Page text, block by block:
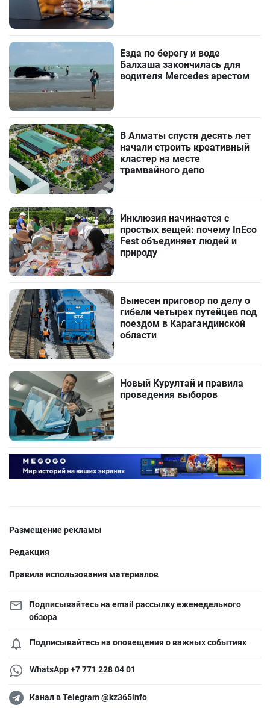
Езда по берегу и воде
Балхаша закончилась для
водителя Mercedes арестом
В Алматы спустя десять лет
начали строить креативный
кластер на месте
трамвайного депо
Инклюзия начинается с
простых вещей: почему InEco
Fest объединяет людей и
природу
Вынесен приговор по делу о
гибели четырех путейцев под
поездом в Карагандинской
области
Новый Курултай и правила
проведения выборов
Размещение рекламы
Редакция
Правила использования материалов
Подписывайтесь на email рассылку еженедельного
обзора
Подписывайтесь на оповещения о важных событиях
WhatsApp +7 771 228 04 01
Канал в Telegram @kz365info